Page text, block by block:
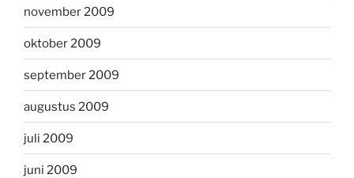
november 2009
oktober 2009
september 2009
augustus 2009
juli 2009
juni 2009